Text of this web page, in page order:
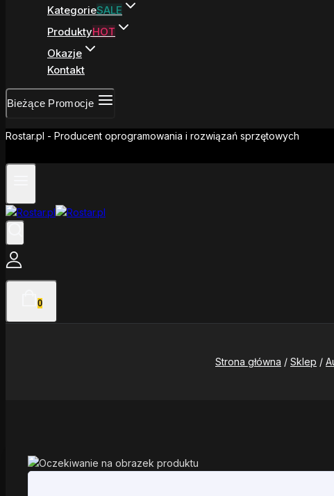
KategorieSALE
ProduktyHOT
Okazje
Kontakt
Bieżące Promocje
Rostar.pl - Producent oprogramowania i rozwiązań sprzętowych
0
Strona główna / Sklep /